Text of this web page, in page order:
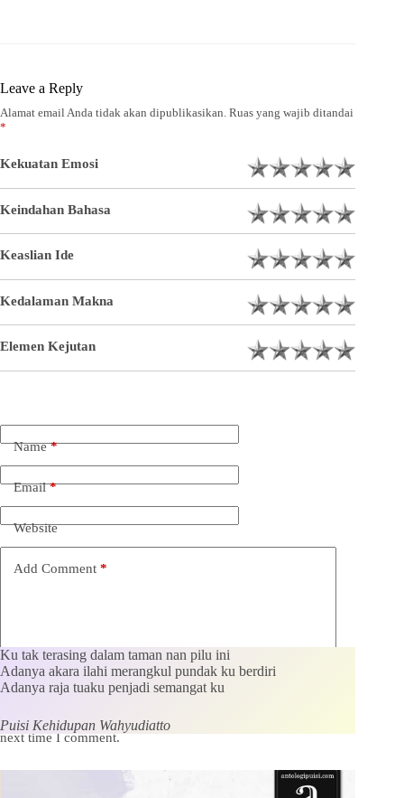
Leave a Reply
Alamat email Anda tidak akan dipublikasikan. Ruas yang wajib ditandai
*
Kekuatan Emosi
Keindahan Bahasa
Keaslian Ide
Kedalaman Makna
Elemen Kejutan
Name*
Email*
Website
Add Comment *
Save my name, email and website in this browser for the
next time I comment.
Ku tak terasing dalam taman nan pilu ini
Adanya akara ilahi merangkul pundak ku berdiri
Adanya raja tuaku penjadi semangat ku
Puisi Kehidupan Wahyudiatto